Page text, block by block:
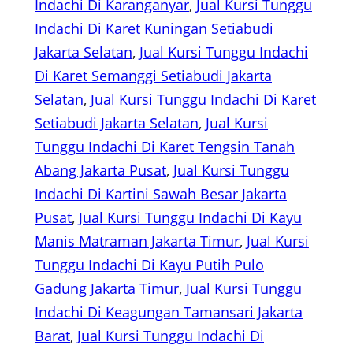
Indachi Di Karanganyar, Jual Kursi Tunggu
Indachi Di Karet Kuningan Setiabudi
Jakarta Selatan, Jual Kursi Tunggu Indachi
Di Karet Semanggi Setiabudi Jakarta
Selatan, Jual Kursi Tunggu Indachi Di Karet
Setiabudi Jakarta Selatan, Jual Kursi
Tunggu Indachi Di Karet Tengsin Tanah
Abang Jakarta Pusat, Jual Kursi Tunggu
Indachi Di Kartini Sawah Besar Jakarta
Pusat, Jual Kursi Tunggu Indachi Di Kayu
Manis Matraman Jakarta Timur, Jual Kursi
Tunggu Indachi Di Kayu Putih Pulo
Gadung Jakarta Timur, Jual Kursi Tunggu
Indachi Di Keagungan Tamansari Jakarta
Barat, Jual Kursi Tunggu Indachi Di